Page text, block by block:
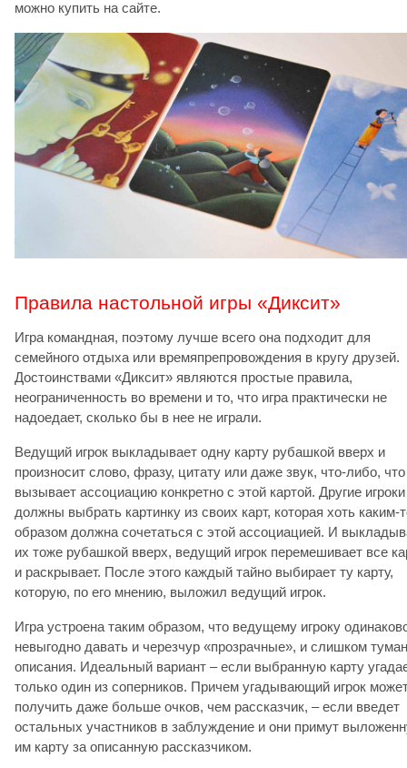
можно купить на сайте.
Правила настольной игры «Диксит»
Игра командная, поэтому лучше всего она подходит для
семейного отдыха или времяпрепровождения в кругу друзей.
Достоинствами «Диксит» являются простые правила,
неограниченность во времени и то, что игра практически не
надоедает, сколько бы в нее не играли.
Ведущий игрок выкладывает одну карту рубашкой вверх и
произносит слово, фразу, цитату или даже звук, что-либо, что
вызывает ассоциацию конкретно с этой картой. Другие игроки
должны выбрать картинку из своих карт, которая хоть каким-
образом должна сочетаться с этой ассоциацией. И
их тоже рубашкой вверх, ведущий игрок перемешивает все
и раскрывает. После этого каждый тайно выбирает ту карту,
которую, по его мнению, выложил ведущий игрок.
Игра устроена таким образом, что ведущему игроку
невыгодно давать и черезчур «прозрачные», и слишком
описания. Идеальный вариант – если выбранную карту
только один из соперников. Причем угадывающий игрок
получить даже больше очков, чем рассказчик, – если введет
остальных участников в заблуждение и они примут
им карту за описанную рассказчиком.